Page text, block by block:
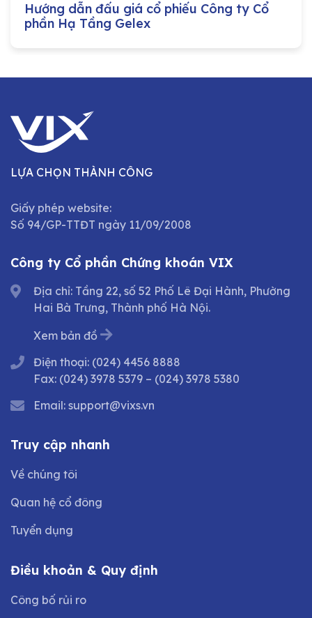
Hướng dẫn đấu giá cổ phiếu Công ty Cổ
phần Hạ Tầng Gelex
LỰA CHỌN THÀNH CÔNG
Giấy phép website:
Số 94/GP-TTĐT ngày 11/09/2008
Công ty Cổ phần Chứng khoán VIX
Địa chỉ: Tầng 22, số 52 Phố Lê Đại Hành, Phường
Hai Bà Trưng, Thành phố Hà Nội.
Xem bản đồ
Điện thoại: (024) 4456 8888
Fax: (024) 3978 5379 – (024) 3978 5380
Email: support@vixs.vn
Truy cập nhanh
Về chúng tôi
Quan hệ cổ đông
Tuyển dụng
Điều khoản & Quy định
Công bố rủi ro